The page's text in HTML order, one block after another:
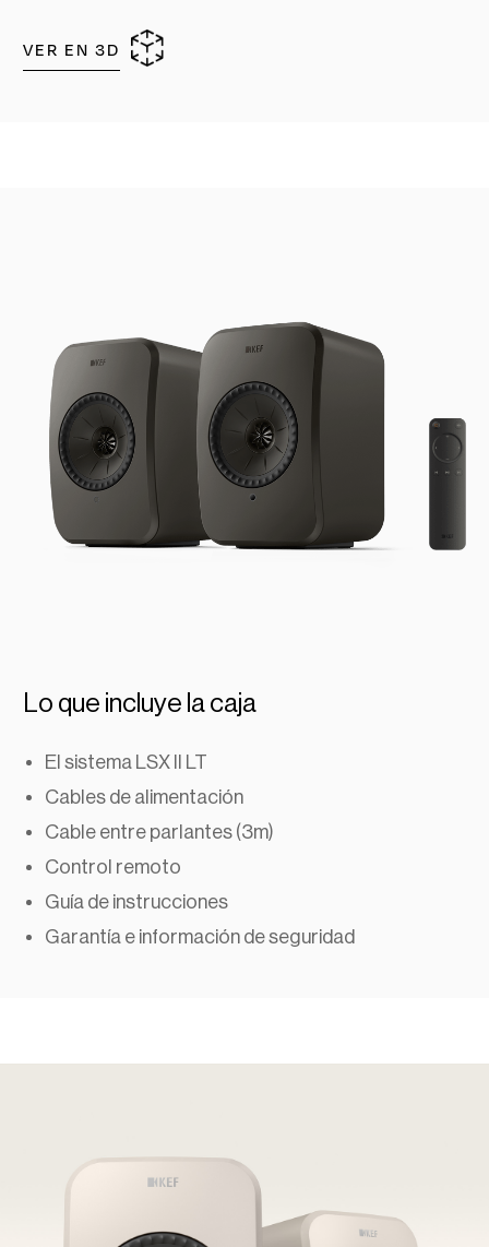
VER EN 3D
Lo que incluye la caja
El sistema LSX II LT
Cables de alimentación
Cable entre parlantes (3m)
Control remoto
Guía de instrucciones
Garantía e información de seguridad